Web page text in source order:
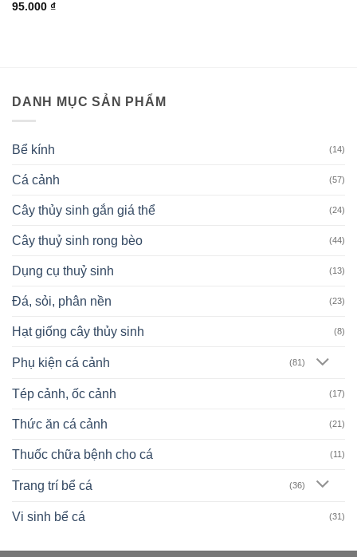
95.000 ₫
DANH MỤC SẢN PHẨM
Bể kính (14)
Cá cảnh (57)
Cây thủy sinh gắn giá thể (24)
Cây thuỷ sinh rong bèo (44)
Dụng cụ thuỷ sinh (13)
Đá, sỏi, phân nền (23)
Hạt giống cây thủy sinh (8)
Phụ kiện cá cảnh (81)
Tép cảnh, ốc cảnh (17)
Thức ăn cá cảnh (21)
Thuốc chữa bệnh cho cá (11)
Trang trí bể cá (36)
Vi sinh bể cá (31)